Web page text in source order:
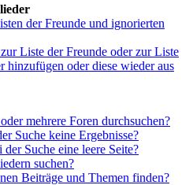
der Freunde und ignorierten
Liste der Freunde oder zur Liste
hinzufügen oder diese wieder aus
mehrere Foren durchsuchen?
Suche keine Ergebnisse?
Suche eine leere Seite?
suchen?
Beiträge und Themen finden?